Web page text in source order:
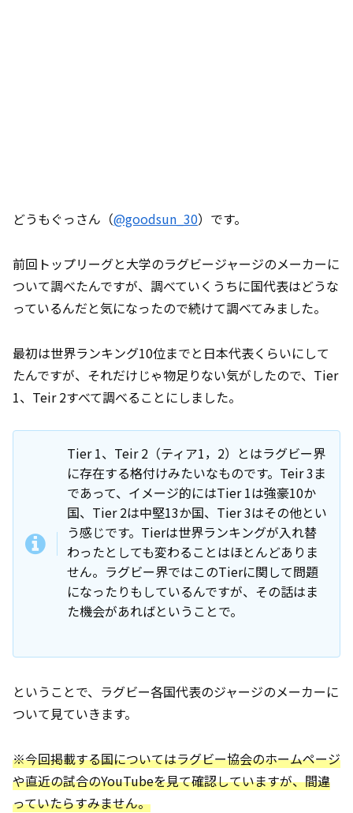
どうもぐっさん（@goodsun_30）です。
前回トップリーグと大学のラグビージャージのメーカーに
ついて調べたんですが、調べていくうちに国代表はどうな
っているんだと気になったので続けて調べてみました。
最初は世界ランキング10位までと日本代表くらいにして
たんですが、それだけじゃ物足りない気がしたので、Tier
1、Teir 2すべて調べることにしました。
Tier 1、Teir 2（ティア1，2）とはラグビー界
に存在する格付けみたいなものです。Teir 3ま
であって、イメージ的にはTier 1は強豪10か
国、Tier 2は中堅13か国、Tier 3はその他とい
う感じです。Tierは世界ランキングが入れ替
わったとしても変わることはほとんどありま
せん。ラグビー界ではこのTierに関して問題
になったりもしているんですが、その話はま
た機会があればということで。
ということで、ラグビー各国代表のジャージのメーカーに
ついて見ていきます。
※今回掲載する国についてはラグビー協会のホームページ
や直近の試合のYouTubeを見て確認していますが、間違
っていたらすみません。